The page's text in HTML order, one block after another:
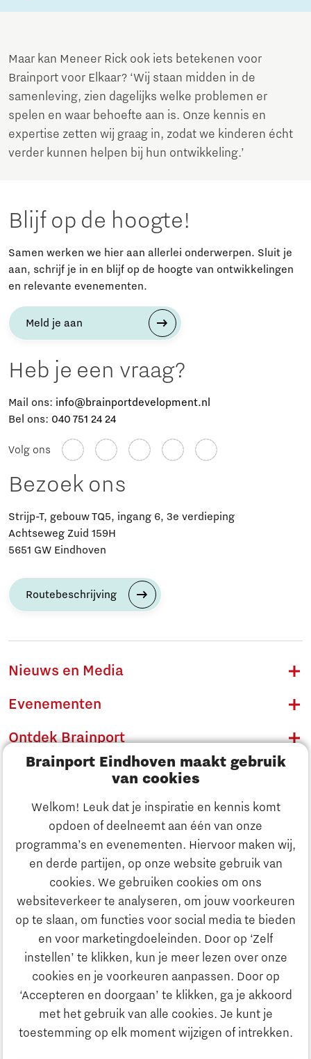
Brainport Eindhoven maakt gebruik
van cookies
Welkom! Leuk dat je inspiratie en kennis komt
opdoen of deelneemt aan één van onze
programma’s en evenementen. Hiervoor maken wij,
en derde partijen, op onze website gebruik van
cookies. We gebruiken cookies om ons
websiteverkeer te analyseren, om jouw voorkeuren
op te slaan, om functies voor social media te bieden
en voor marketingdoeleinden. Door op ‘Zelf
instellen’ te klikken, kun je meer lezen over onze
cookies en je voorkeuren aanpassen. Door op
‘Accepteren en doorgaan’ te klikken, ga je akkoord
met het gebruik van alle cookies. Je kunt je
toestemming op elk moment wijzigen of intrekken.
Ontdek Brainport
Innovatie
Ondernemen
Onderwijs
Maar kan Meneer Rick ook iets betekenen voor
Brainport voor Elkaar? ‘Wij staan midden in de
samenleving, zien dagelijks welke problemen er
spelen en waar behoefte aan is. Onze kennis en
expertise zetten wij graag in, zodat we kinderen écht
verder kunnen helpen bij hun ontwikkeling.’
Blijf op de hoogte!
Samen werken we hier aan allerlei onderwerpen. Sluit je
aan, schrijf je in en blijf op de hoogte van ontwikkelingen
en relevante evenementen.
Meld je aan
Heb je een vraag?
Mail ons: info@brainportdevelopment.nl
Bel ons: 040 751 24 24
Volg ons
Bezoek ons
Strijp-T, gebouw TQ5, ingang 6, 3e verdieping
Achtseweg Zuid 159H
5651 GW Eindhoven
Routebeschrijving
Nieuws en Media
Evenementen
Ontdek Brainport
Innovatie
Ondernemen
Onderwijs
Maatschappelijk
Strategie & Organisatie
Zoeken
Contact
Naar internationale website